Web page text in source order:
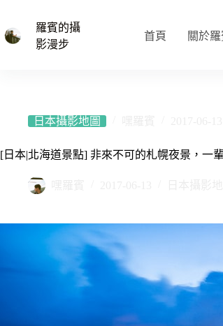
主
羅賓的攝
影漫步
首頁 關於羅
日本攝影地圖
[日本|北海道景點] 非來不可的札幌夜景，一